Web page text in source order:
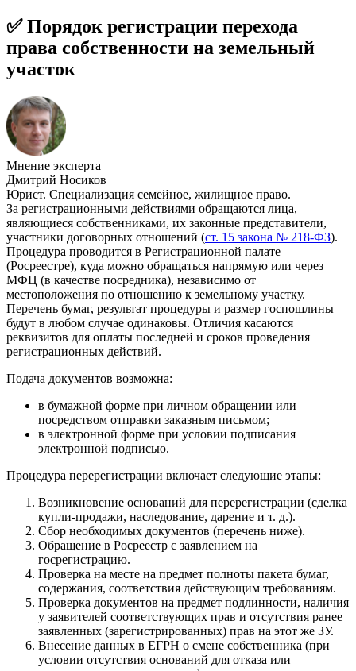
✅ Порядок регистрации перехода
права собственности на земельный
участок
Мнение эксперта
Дмитрий Носиков
Юрист. Специализация семейное, жилищное право.
За регистрационными действиями обращаются лица,
являющиеся собственниками, их законные представители,
участники договорных отношений (ст. 15 закона № 218-ФЗ).
Процедура проводится в Регистрационной палате
(Росреестре), куда можно обращаться напрямую или через
МФЦ (в качестве посредника), независимо от
местоположения по отношению к земельному участку.
Перечень бумаг, результат процедуры и размер госпошлины
будут в любом случае одинаковы. Отличия касаются
реквизитов для оплаты последней и сроков проведения
регистрационных действий.
Подача документов возможна:
в бумажной форме при личном обращении или
посредством отправки заказным письмом;
в электронной форме при условии подписания
электронной подписью.
Процедура перерегистрации включает следующие этапы:
Возникновение оснований для перерегистрации (сделка
купли-продажи, наследование, дарение и т. д.).
Сбор необходимых документов (перечень ниже).
Обращение в Росреестр с заявлением на
госрегистрацию.
Проверка на месте на предмет полноты пакета бумаг,
содержания, соответствия действующим требованиям.
Проверка документов на предмет подлинности, наличия
у заявителей соответствующих прав и отсутствия ранее
заявленных (зарегистрированных) прав на этот же ЗУ.
Внесение данных в ЕГРН о смене собственника (при
условии отсутствия оснований для отказа или